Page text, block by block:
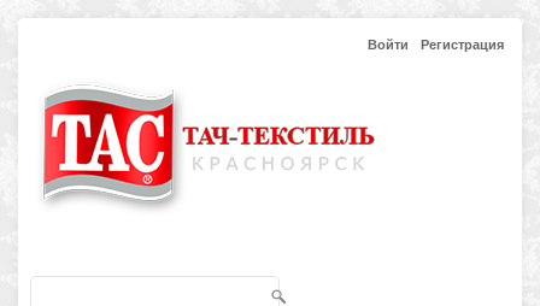
Войти Регистрация